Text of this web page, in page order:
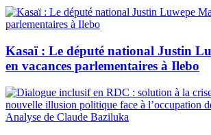
Kasaï : Le député national Justin
en vacances parlementaires à Ilebo